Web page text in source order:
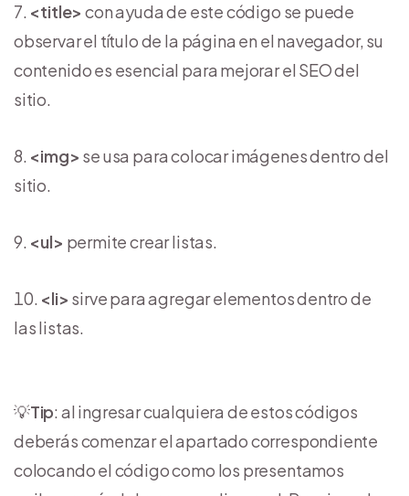
<title> con ayuda de este código se puede
observar el título de la página en el navegador, su
contenido es esencial para mejorar el SEO del
sitio.
<img> se usa para colocar imágenes dentro del
sitio.
<ul> permite crear listas.
<li> sirve para agregar elementos dentro de
las listas.
💡Tip: al ingresar cualquiera de estos códigos
deberás comenzar el apartado correspondiente
colocando el código como los presentamos